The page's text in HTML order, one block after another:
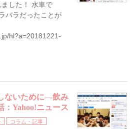
した！ 水車で
バラだったことが
hl?a=20181221-
ないために―飲み
：Yahoo!ニュース
コラム・記事